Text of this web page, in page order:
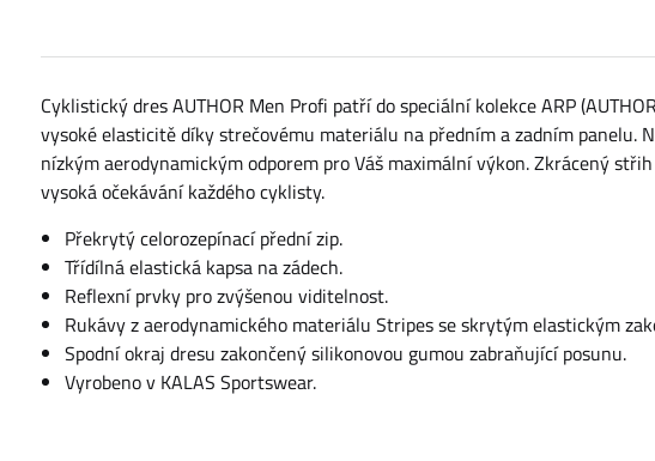
Cyklistický dres AUTHOR Men Profi patří do speciální kolekce ARP
vysoké elasticitě díky strečovému materiálu na předním a zadním panelu.
nízkým aerodynamickým odporem pro Váš maximální výkon. Zkrácený
vysoká očekávání každého cyklisty.
Překrytý celorozepínací přední zip.
Třídílná elastická kapsa na zádech.
Reflexní prvky pro zvýšenou viditelnost.
Rukávy z aerodynamického materiálu Stripes se skrytým elastickým
Spodní okraj dresu zakončený silikonovou gumou zabraňující posunu.
Vyrobeno v KALAS Sportswear.